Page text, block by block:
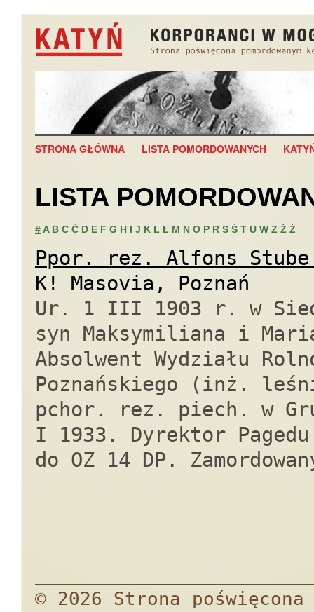
STRONA GŁÓWNA LISTA POMORDOWANYCH
LISTA
#A B C Ć D E F G H I J K L Ł M N O P R S Ś T U W Z Ż Ź
Ppor. rez. Alfons Stube
K! Masovia, Poznań
Ur. 1 III 1903 r. w
syn Maksymiliana i
Absolwent Wydziału
Poznańskiego (inż.
pchor. rez. piech. w
I 1933. Dyrektor
do OZ 14 DP.
© 2026 Strona poświęcona